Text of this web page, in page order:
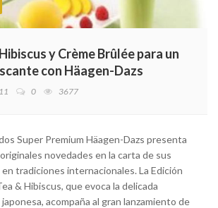
y Crème Brûlée para un
con Häagen-Dazs
0 3677
Super Premium Häagen-Dazs presenta
novedades en la carta de sus
tradiciones internacionales. La Edición
& Hibiscus, que evoca la delicada
acompaña al gran lanzamiento de